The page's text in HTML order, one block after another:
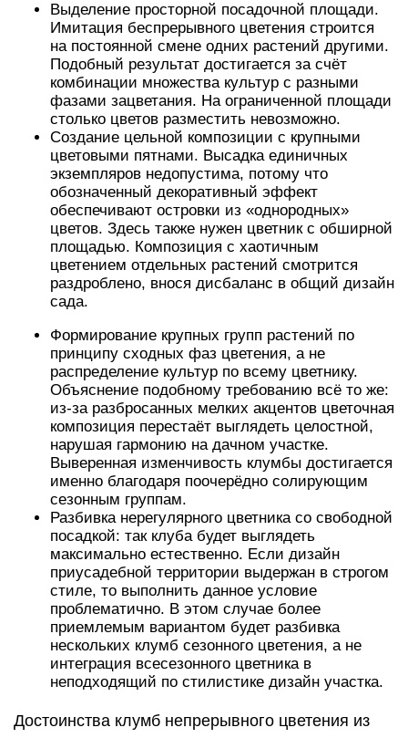
Выделение просторной посадочной площади.
Имитация беспрерывного цветения строится
на постоянной смене одних растений другими.
Подобный результат достигается за счёт
комбинации множества культур с разными
фазами зацветания. На ограниченной площади
столько цветов разместить невозможно.
Создание цельной композиции с крупными
цветовыми пятнами. Высадка единичных
экземпляров недопустима, потому что
обозначенный декоративный эффект
обеспечивают островки из «однородных»
цветов. Здесь также нужен цветник с обширной
площадью. Композиция с хаотичным
цветением отдельных растений смотрится
раздроблено, внося дисбаланс в общий дизайн
сада.
Формирование крупных групп растений по
принципу сходных фаз цветения, а не
распределение культур по всему цветнику.
Объяснение подобному требованию всё то же:
из-за разбросанных мелких акцентов цветочная
композиция перестаёт выглядеть целостной,
нарушая гармонию на дачном участке.
Выверенная изменчивость клумбы достигается
именно благодаря поочерёдно солирующим
сезонным группам.
Разбивка нерегулярного цветника со свободной
посадкой: так клуба будет выглядеть
максимально естественно. Если дизайн
приусадебной территории выдержан в строгом
стиле, то выполнить данное условие
проблематично. В этом случае более
приемлемым вариантом будет разбивка
нескольких клумб сезонного цветения, а не
интеграция всесезонного цветника в
неподходящий по стилистике дизайн участка.
Достоинства клумб непрерывного цветения из